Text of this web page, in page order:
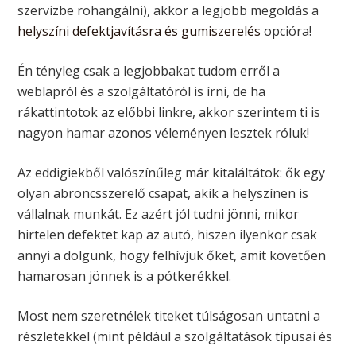
szervizbe rohangálni), akkor a legjobb megoldás a
helyszíni defektjavításra és gumiszerelés opcióra!
Én tényleg csak a legjobbakat tudom erről a
weblapról és a szolgáltatóról is írni, de ha
rákattintotok az előbbi linkre, akkor szerintem ti is
nagyon hamar azonos véleményen lesztek róluk!
Az eddigiekből valószínűleg már kitaláltátok: ők egy
olyan abroncsszerelő csapat, akik a helyszínen is
vállalnak munkát. Ez azért jól tudni jönni, mikor
hirtelen defektet kap az autó, hiszen ilyenkor csak
annyi a dolgunk, hogy felhívjuk őket, amit követően
hamarosan jönnek is a pótkerékkel.
Most nem szeretnélek titeket túlságosan untatni a
részletekkel (mint például a szolgáltatások típusai és